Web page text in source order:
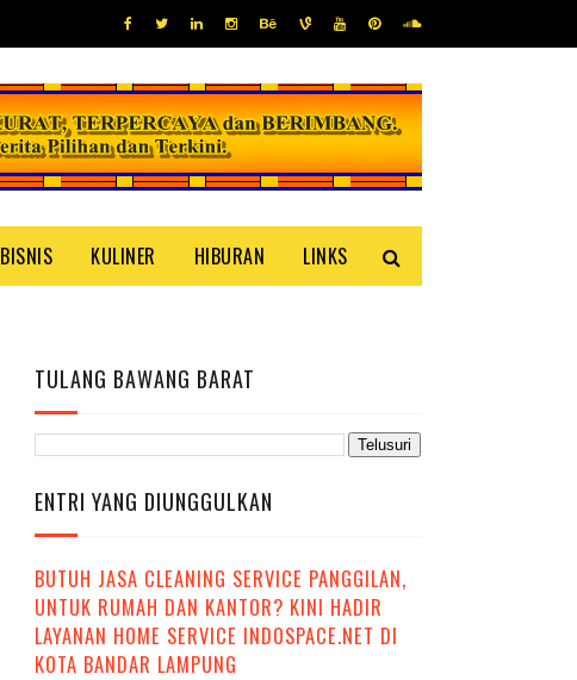
BISNIS KULINER HIBURAN LINKS
TULANG BAWANG BARAT
ENTRI YANG DIUNGGULKAN
BUTUH JASA CLEANING SERVICE PANGGILAN,
UNTUK RUMAH DAN KANTOR? KINI HADIR
LAYANAN HOME SERVICE INDOSPACE.NET DI
KOTA BANDAR LAMPUNG